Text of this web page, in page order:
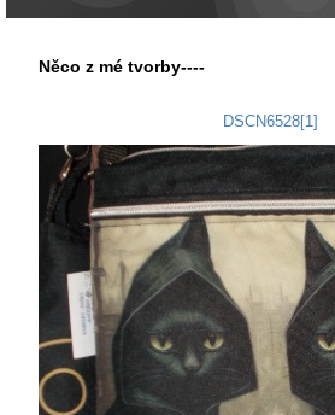
Něco z mé tvorby----
DSCN6528[1]